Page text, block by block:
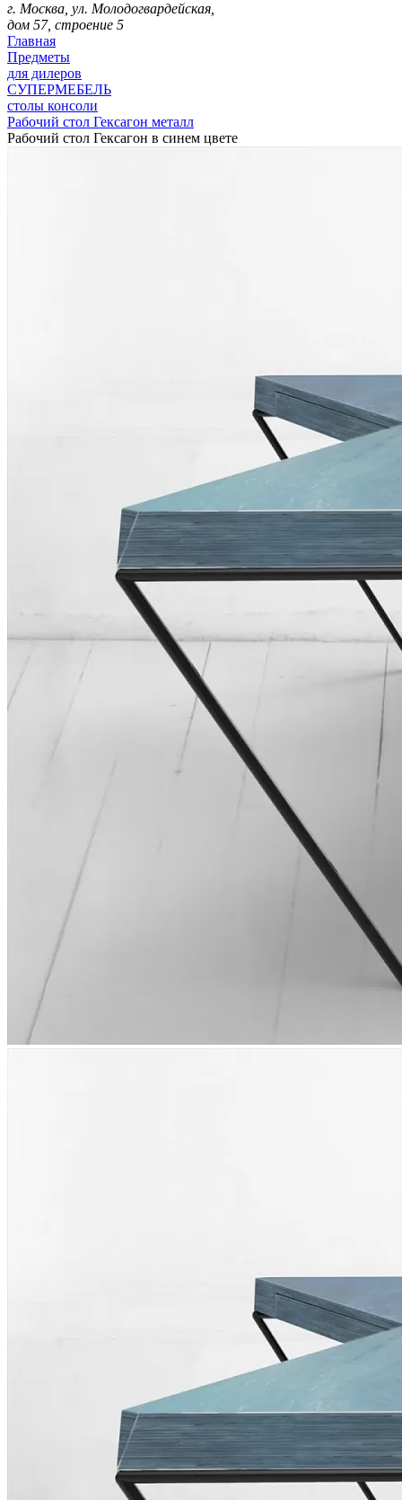
г. Москва, ул. Молодогвардейская,
дом 57, строение 5
Главная
Предметы
для дилеров
СУПЕРМЕБЕЛЬ
столы консоли
Рабочий стол Гексагон металл
Рабочий стол Гексагон в синем цвете